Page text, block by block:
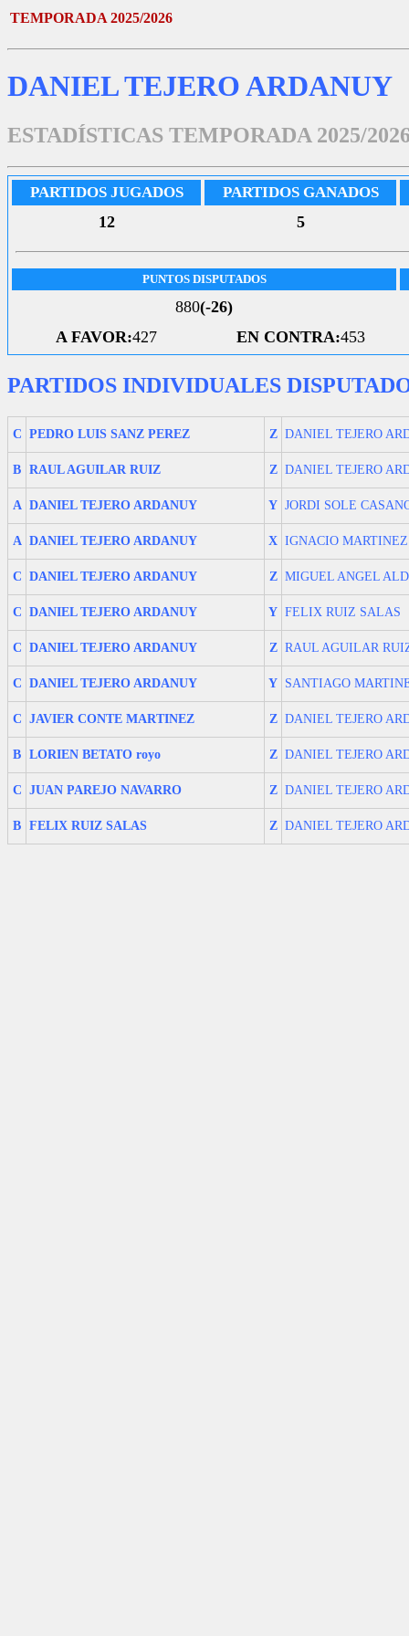
TEMPORADA 2025/2026
DANIEL TEJERO ARDANUY
ESTADÍSTICAS TEMPORADA 2025/
PARTIDOS JUGADOS PARTIDOS GANADOS
12 5
PUNTOS DISPUTADOS
880(-26)
A FAVOR:427 EN CONTRA:453
PARTIDOS INDIVIDUALES
C PEDRO LUIS SANZ PEREZ Z DANIEL TEJERO
B RAUL AGUILAR RUIZ Z DANIEL TEJERO
A DANIEL TEJERO ARDANUY Y JORDI SOLE
A DANIEL TEJERO ARDANUY X IGNACIO
C DANIEL TEJERO ARDANUY Z MIGUEL ANGEL
C DANIEL TEJERO ARDANUY Y FELIX RUIZ SALAS
C DANIEL TEJERO ARDANUY Z RAUL AGUILAR
C DANIEL TEJERO ARDANUY Y SANTIAGO
C JAVIER CONTE MARTINEZ Z DANIEL TEJERO
B LORIEN BETATO royo Z DANIEL TEJERO
C JUAN PAREJO NAVARRO Z DANIEL TEJERO
B FELIX RUIZ SALAS Z DANIEL TEJERO